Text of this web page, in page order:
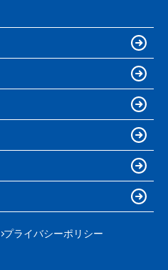
プライバシーポリシー